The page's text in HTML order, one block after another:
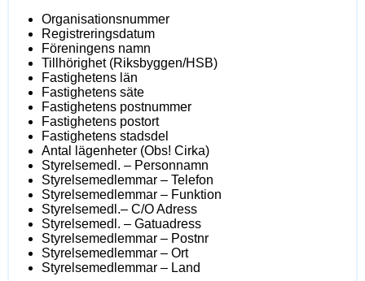
Organisationsnummer
Registreringsdatum
Föreningens namn
Tillhörighet (Riksbyggen/HSB)
Fastighetens län
Fastighetens säte
Fastighetens postnummer
Fastighetens postort
Fastighetens stadsdel
Antal lägenheter (Obs! Cirka)
Styrelsemedl. – Personnamn
Styrelsemedlemmar – Telefon
Styrelsemedlemmar – Funktion
Styrelsemedl.– C/O Adress
Styrelsemedl. – Gatuadress
Styrelsemedlemmar – Postnr
Styrelsemedlemmar – Ort
Styrelsemedlemmar – Land